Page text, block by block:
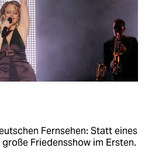
Fernsehen: Statt eines
Friedensshow im Ersten.